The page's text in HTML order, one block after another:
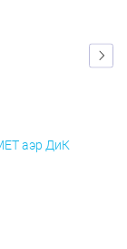
аэр ДиК